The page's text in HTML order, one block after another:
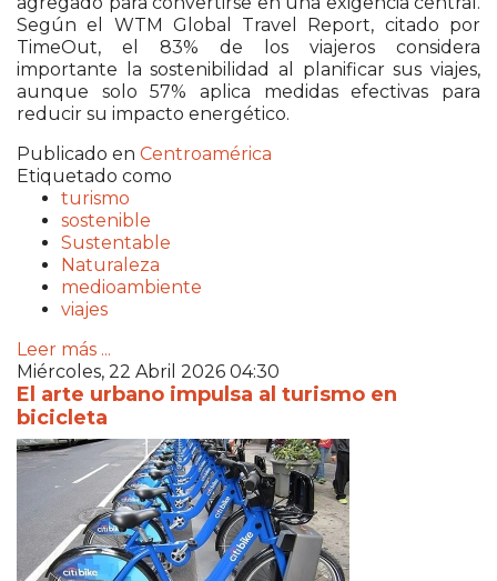
Según el WTM Global Travel Report, citado por
TimeOut, el 83% de los viajeros considera
importante la sostenibilidad al planificar sus viajes,
aunque solo 57% aplica medidas efectivas para
reducir su impacto energético.
Publicado en Centroamérica
Etiquetado como
turismo
sostenible
Sustentable
Naturaleza
medioambiente
viajes
Leer más ...
Miércoles, 22 Abril 2026 04:30
El arte urbano impulsa al turismo en
bicicleta